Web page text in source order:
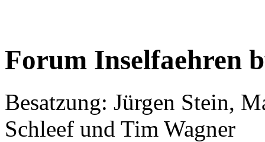
Forum Inselfaehren
Besatzung: Jürgen Stein,
Schleef und Tim Wagner